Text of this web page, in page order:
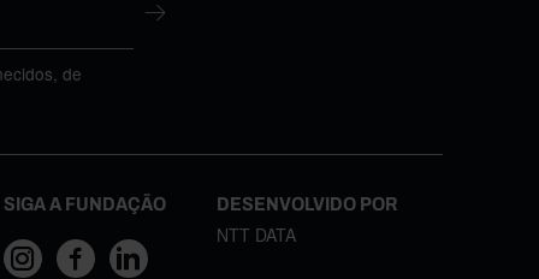
de
SIGA A FUNDAÇÃO DESENVOLVIDO POR
NTT DATA